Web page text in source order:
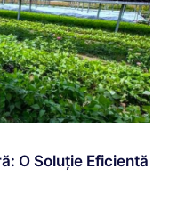
O Soluție Eficientă